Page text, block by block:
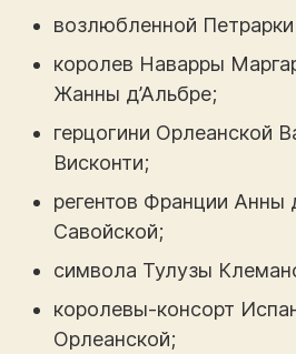
возлюбленной
королев Наварры
Жанны д’Альбре;
герцогини Орлеанской
Висконти;
регентов Франции
Савойской;
символа Тулузы
королевы-консорт
Орлеанской;